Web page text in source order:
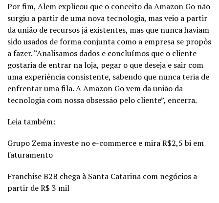
Por fim, Alem explicou que o conceito da Amazon Go não
surgiu a partir de uma nova tecnologia, mas veio a partir
da união de recursos já existentes, mas que nunca haviam
sido usados de forma conjunta como a empresa se propôs
a fazer. “Analisamos dados e concluímos que o cliente
gostaria de entrar na loja, pegar o que deseja e sair com
uma experiência consistente, sabendo que nunca teria de
enfrentar uma fila. A Amazon Go vem da união da
tecnologia com nossa obsessão pelo cliente”, encerra.
Leia também:
Grupo Zema investe no e-commerce e mira R$2,5 bi em
faturamento
Franchise B2B chega à Santa Catarina com negócios a
partir de R$ 3 mil